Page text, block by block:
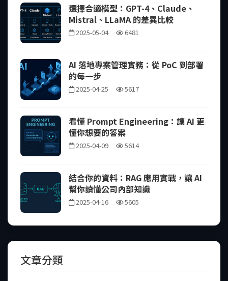
選擇合適模型：GPT-4、Claude、
Mistral、LLaMA 的差異比較
2025-05-04 6481
AI 落地專案管理實務：從 PoC 到部署
的每一步
2025-04-25 5617
看懂 Prompt Engineering：讓 AI 更
懂你想要的答案
2025-04-09 5614
結合你的資料：RAG 應用實戰，讓 AI
幫你讀懂公司內部知識
2025-04-16 5605
文章分類